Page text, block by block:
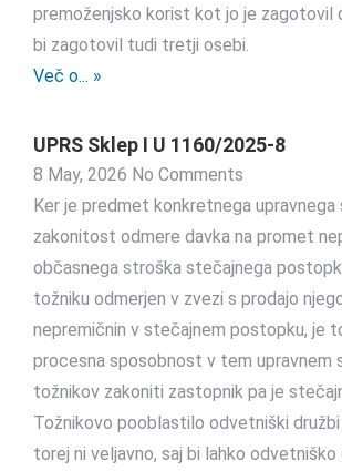
premoženjsko korist kot jo je zagotovil
bi zagotovil tudi tretji osebi.
Več o... »
UPRS Sklep I U 1160/2025-8
8 May, 2026 No Comments
Ker je predmet konkretnega upravnega
zakonitost odmere davka na promet
občasnega stroška stečajnega
tožniku odmerjen v zvezi s prodajo
nepremičnin v stečajnem postopku, je
procesna sposobnost v tem upravnem
tožnikov zakoniti zastopnik pa je
Tožnikovo pooblastilo odvetniški
torej ni veljavno, saj bi lahko odvetniško